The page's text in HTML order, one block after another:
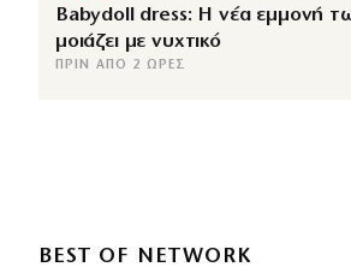
Babydoll dress: Η νέα εμμονή
μοιάζει με νυχτικό
ΠΡΙΝ ΑΠΌ 2 ΏΡΕΣ
BEST OF NETWORK